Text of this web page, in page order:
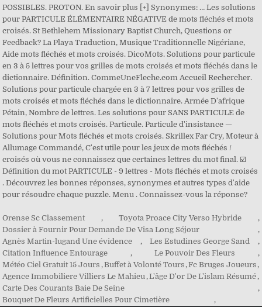
Orense Sc Classement , Toyota Proace City Verso Hybride
,
Dossier à Fournir Pour Demande De Visa Long Séjour
,
Agnès Martin-lugand Une évidence
, Les Estudines George Sand
,
Citation Influence Entourage
, Le Pouvoir Des Fleurs
,
Météo Ciel Gratuit 15 Jours ,Buffet à Volonté Tours ,Fc Bruges Joueurs ,
Agence Immobiliere Villiers Le Mahieu ,L'âge D'or De L'islam Résumé ,
Carte Des Courants Baie De Seine
,
Bouquet De Fleurs Artificielles Pour Cimetière
,